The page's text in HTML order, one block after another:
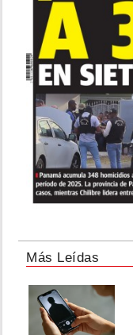
de
su
primer
show
Agosto
06,
2026
"Acabo
de
agresión":
Mujer
soba
el
rifle
Más Leídas